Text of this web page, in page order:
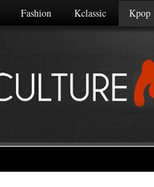
Fashion Kclassic Kpop